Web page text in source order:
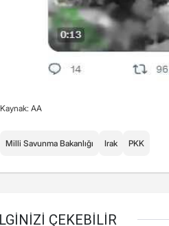
Kaynak: AA
Milli Savunma Bakanlığı Irak PKK